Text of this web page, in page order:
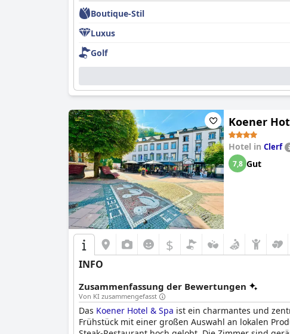
Boutique-Stil
Luxus
Golf
Koener
Hotel in Clerf
7,8 Gut
$
INFO
Zusammenfassung der Bewertungen
Von KI zusammengefasst
Das Koener Hotel & Spa ist ein charmantes und
Frühstück mit einer großen Auswahl an lokalen